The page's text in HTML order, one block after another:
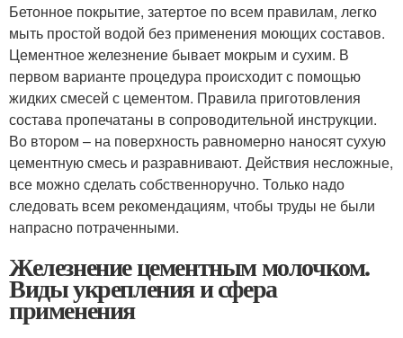
Бетонное покрытие, затертое по всем правилам, легко
мыть простой водой без применения моющих составов.
Цементное железнение бывает мокрым и сухим. В
первом варианте процедура происходит с помощью
жидких смесей с цементом. Правила приготовления
состава пропечатаны в сопроводительной инструкции.
Во втором – на поверхность равномерно наносят сухую
цементную смесь и разравнивают. Действия несложные,
все можно сделать собственноручно. Только надо
следовать всем рекомендациям, чтобы труды не были
напрасно потраченными.
Железнение цементным молочком.
Виды укрепления и сфера
применения